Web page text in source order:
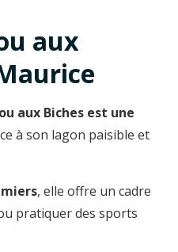
aux
aux Biches est une
à son lagon paisible et
, elle offre un cadre
pratiquer des sports